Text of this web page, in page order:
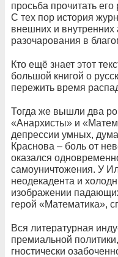
просьба прочитать
С тех пор история
внешних и внутренних
разочарования в
Кто ещё знает этот
большой книгой о
пережить время
Тогда же вышли два
«Анархисты» и
депрессии умных,
Краснова – боль от
оказался
самоуничтожения. У
неодекадента и
изображении
герой «Математика»,
Вся литературная
премиальной
гностически